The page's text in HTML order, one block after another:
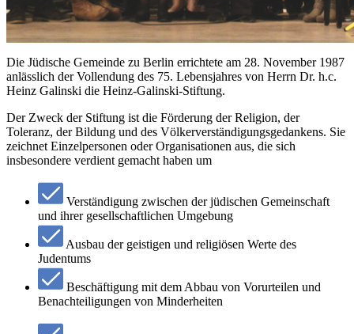
Die Jüdische Gemeinde zu Berlin errichtete am 28. November 1987
anlässlich der Vollendung des 75. Lebensjahres von Herrn Dr. h.c.
Heinz Galinski die Heinz-Galinski-Stiftung.
Der Zweck der Stiftung ist die Förderung der Religion, der
Toleranz, der Bildung und des Völkerverständigungsgedankens. Sie
zeichnet Einzelpersonen oder Organisationen aus, die sich
insbesondere verdient gemacht haben um
Verständigung zwischen der jüdischen Gemeinschaft
und ihrer gesellschaftlichen Umgebung
Ausbau der geistigen und religiösen Werte des
Judentums
Beschäftigung mit dem Abbau von Vorurteilen und
Benachteiligungen von Minderheiten